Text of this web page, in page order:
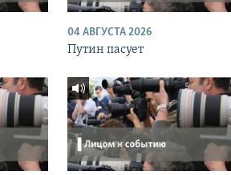
04 АВГУСТА 2026
Путин пасует